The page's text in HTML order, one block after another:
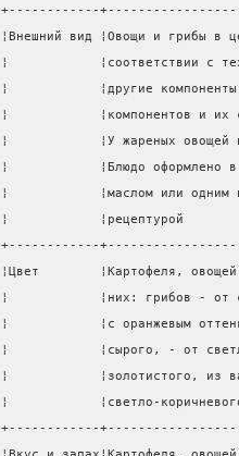
+------------
¦Внешний вид ¦Овощи и грибы
¦            ¦соответствии с
¦            ¦другие компоненты
¦            ¦компонентов и их
¦            ¦У жареных овощей
¦            ¦Блюдо оформлено в
¦            ¦маслом или одним
¦
+------------
¦Цвет        ¦Картофеля,
¦            ¦них: грибов - от
¦            ¦с оранжевым
¦            ¦сырого, - от
¦            ¦золотистого, из
¦            ¦светло-
+------------